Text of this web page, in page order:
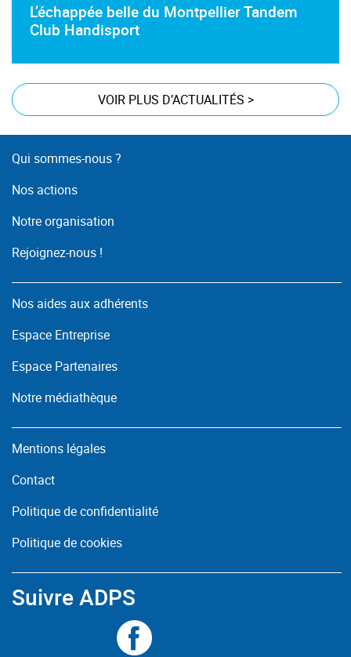
L’échappée belle du Montpellier Tandem
Club Handisport
VOIR PLUS D’ACTUALITÉS >
Qui sommes-nous ?
Nos actions
Notre organisation
Rejoignez-nous !
Nos aides aux adhérents
Espace Entreprise
Espace Partenaires
Notre médiathèque
Mentions légales
Contact
Politique de confidentialité
Politique de cookies
Suivre ADPS